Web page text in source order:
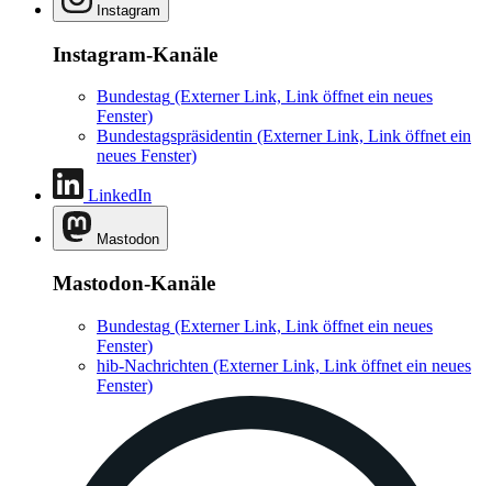
Instagram
Instagram-Kanäle
Bundestag (Externer Link, Link öffnet ein neues
Fenster)
Bundestagspräsidentin (Externer Link, Link öffnet ein
neues Fenster)
LinkedIn
Mastodon
Mastodon-Kanäle
Bundestag (Externer Link, Link öffnet ein neues
Fenster)
hib-Nachrichten (Externer Link, Link öffnet ein neues
Fenster)